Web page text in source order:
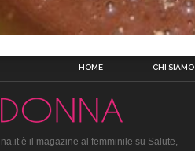
HOME CHI SIAMO
è il magazine al femminile su Salute,